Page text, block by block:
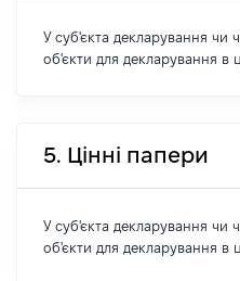
У суб'єкта декларування чи
об'єкти для декларування в
5. Цінні папери
У суб'єкта декларування чи
об'єкти для декларування в